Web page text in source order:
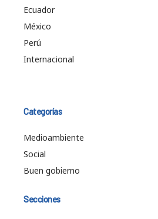
Ecuador
México
Perú
Internacional
Categorías
Medioambiente
Social
Buen gobierno
Secciones